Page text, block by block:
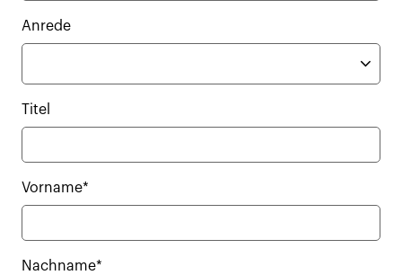
Anrede
Titel
Vorname*
Nachname*